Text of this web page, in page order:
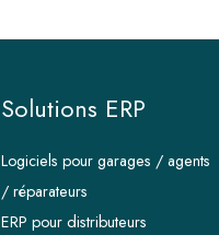
Solutions ERP
Logiciels pour garages / agents
/ réparateurs
ERP pour distributeurs